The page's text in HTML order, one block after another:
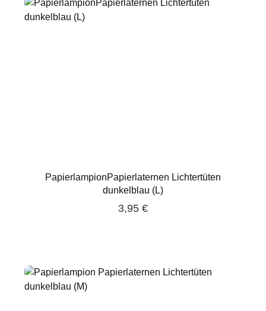
PapierlampionPapierlaternen Lichtertüten
dunkelblau (L)
3,95 €